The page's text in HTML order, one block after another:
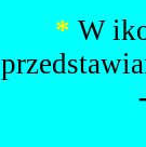
* W